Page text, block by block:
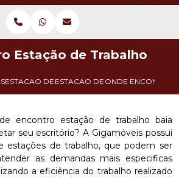
ESTACAO DE TRABALHOESTACAO DE TRABALHO 4
ONDE ENCONTRO
Estação de Trabalho
encontro estação de trabalho baia
seu escritório? A Gigamóveis possui
estações de trabalho, que podem ser
as demandas mais especificas
a eficiência do trabalho realizado